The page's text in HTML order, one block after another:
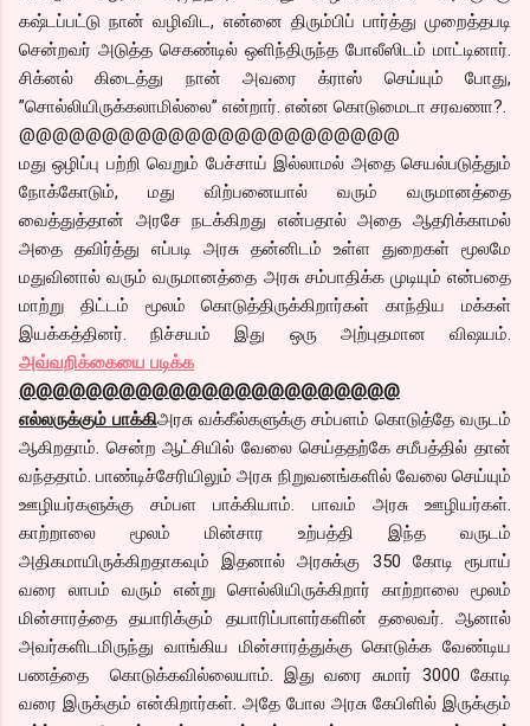
கஷ்டப்பட்டு நான் வழிவிட, என்னை திரும்பிப் பார்த்து முறைத்தபடி
சென்றவர் அடுத்த செகண்டில் ஒளிந்திருந்த போலீஸிடம் மாட்டினார்.
சிக்னல் கிடைத்து நான் அவரை க்ராஸ் செய்யும் போது,
”சொல்லியிருக்கலாமில்லை” என்றார். என்ன கொடுமைடா சரவணா?.
@@@@@@@@@@@@@@@@@@@@@@@
மது ஒழிப்பு பற்றி வெறும் பேச்சாய் இல்லாமல் அதை செயல்படுத்தும்
நோக்கோடும், மது விற்பனையால் வரும் வருமானத்தை
வைத்துத்தான் அரசே நடக்கிறது என்பதால் அதை ஆதரிக்காமல்
அதை தவிர்த்து எப்படி அரசு தன்னிடம் உள்ள துறைகள் மூலமே
மதுவினால் வரும் வருமானத்தை அரசு சம்பாதிக்க முடியும் என்பதை
மாற்று திட்டம் மூலம் கொடுத்திருக்கிறார்கள் காந்திய மக்கள்
இயக்கத்தினர். நிச்சயம் இது ஒரு அற்புதமான விஷயம்.
அவ்வறிக்கையை படிக்க
@@@@@@@@@@@@@@@@@@@@@@@
எல்லருக்கும் பாக்கிஅரசு வக்கீல்களுக்கு சம்பளம் கொடுத்தே வருடம்
ஆகிறதாம். சென்ற ஆட்சியில் வேலை செய்ததற்கே சமீபத்தில் தான்
வந்ததாம். பாண்டிச்சேரியிலும் அரசு நிறுவனங்களில் வேலை செய்யும்
ஊழியர்களுக்கு சம்பள பாக்கியாம். பாவம் அரசு ஊழியர்கள்.
காற்றாலை மூலம் மின்சார உற்பத்தி இந்த வருடம்
அதிகமாயிருக்கிறதாகவும் இதனால் அரசுக்கு 350 கோடி ரூபாய்
வரை லாபம் வரும் என்று சொல்லியிருக்கிறார் காற்றாலை மூலம்
மின்சாரத்தை தயாரிக்கும் தயாரிப்பாளர்களின் தலைவர். ஆனால்
அவர்களிடமிருந்து வாங்கிய மின்சாரத்துக்கு கொடுக்க வேண்டிய
பணத்தை கொடுக்கவில்லையாம். இது வரை சுமார் 3000 கோடி
வரை இருக்கும் என்கிறார்கள். அதே போல அரசு கேபிளில் இருக்கும்